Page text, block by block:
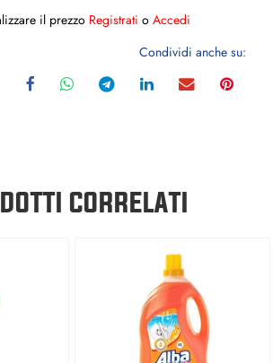
il prezzo Registrati o Accedi
Condividi anche su:
CORRELATI